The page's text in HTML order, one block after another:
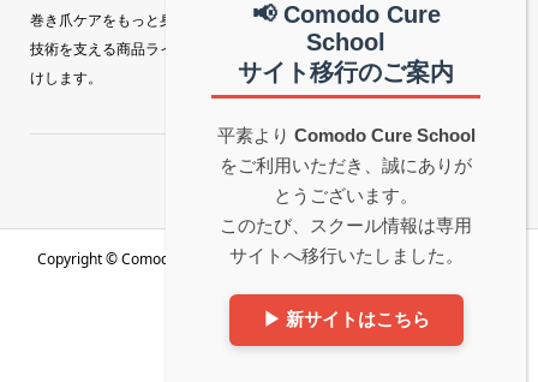
巻き爪ケアをもっと身近に。 Comodo Cure（コモドキュア）の特許補正
技術を支える商品ラインナップを、真和グループ公式サイトから直接お届
けします。
Copyright ©Comodo Cure｜巻き爪補正技術・商品販売【真和グループ
公式│中部地区】. All Rights Reserved.
📢 Comodo Cure
School
サイト移行のご案内
平素より Comodo Cure School
をご利用いただき、誠にありが
とうございます。
このたび、スクール情報は専用
サイトへ移行いたしました。
▶ 新サイトはこちら